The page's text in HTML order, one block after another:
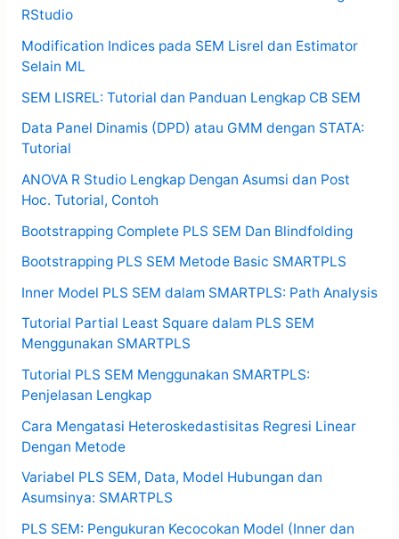
RStudio
Modification Indices pada SEM Lisrel dan Estimator
Selain ML
SEM LISREL: Tutorial dan Panduan Lengkap CB SEM
Data Panel Dinamis (DPD) atau GMM dengan STATA:
Tutorial
ANOVA R Studio Lengkap Dengan Asumsi dan Post
Hoc. Tutorial, Contoh
Bootstrapping Complete PLS SEM Dan Blindfolding
Bootstrapping PLS SEM Metode Basic SMARTPLS
Inner Model PLS SEM dalam SMARTPLS: Path Analysis
Tutorial Partial Least Square dalam PLS SEM
Menggunakan SMARTPLS
Tutorial PLS SEM Menggunakan SMARTPLS:
Penjelasan Lengkap
Cara Mengatasi Heteroskedastisitas Regresi Linear
Dengan Metode
Variabel PLS SEM, Data, Model Hubungan dan
Asumsinya: SMARTPLS
PLS SEM: Pengukuran Kecocokan Model (Inner dan